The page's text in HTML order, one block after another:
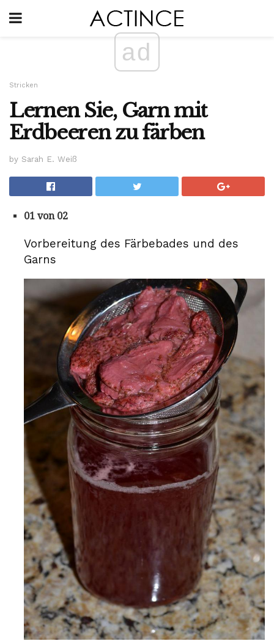
ad
Stricken
Lernen Sie, Garn mit
Erdbeeren zu färben
by Sarah E. Weiß
01 von 02
Vorbereitung des Färbebades und des
Garns